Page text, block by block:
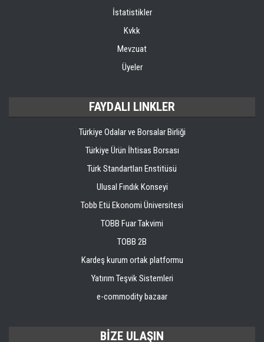
İstatistikler
Kvkk
Mevzuat
Üyeler
FAYDALI LINKLER
Türkiye Odalar ve Borsalar Birliği
Türkiye Ürün İhtisas Borsası
Türk Standartları Enstitüsü
Ulusal Fındık Konseyi
Tobb Etü Ekonomi Üniversitesi
TOBB Fuar Takvimi
TOBB 2B
Kardeş kurum ortak platformu
Yatırım Teşvik Sistemleri
e-commodity bazaar
BİZE ULAŞIN